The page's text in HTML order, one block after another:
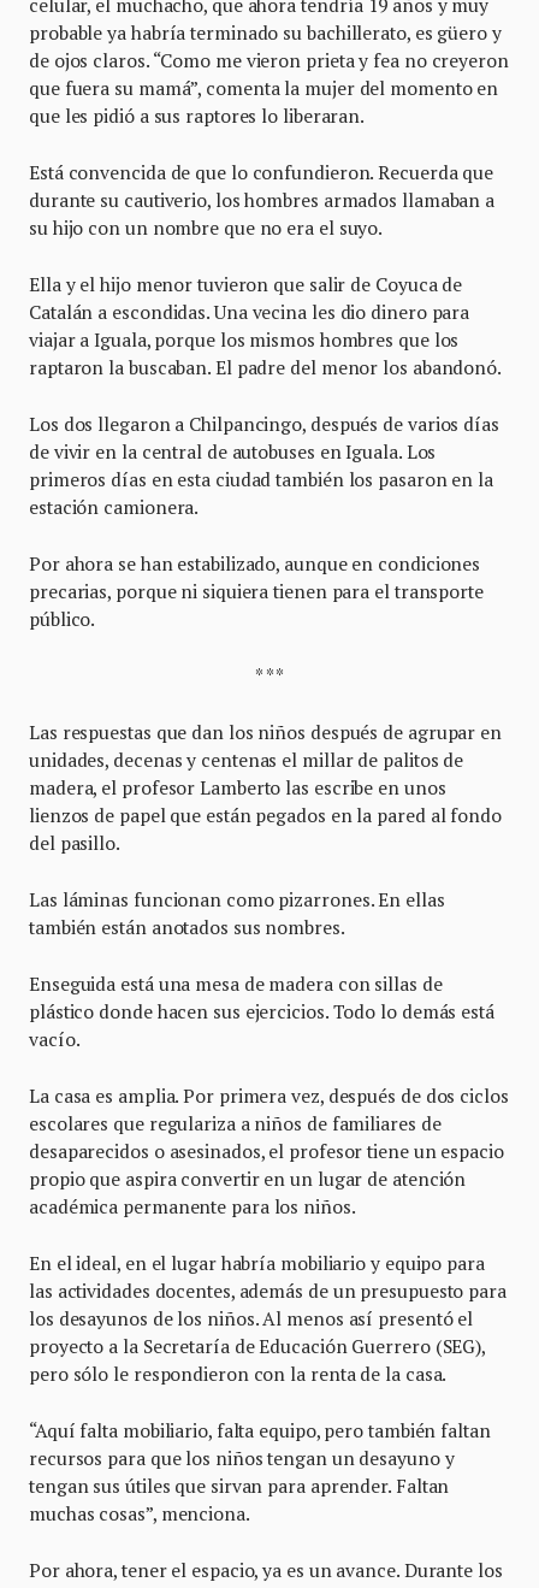
celular, el muchacho, que ahora tendría 19 años y muy
probable ya habría terminado su bachillerato, es güero y
de ojos claros. “Como me vieron prieta y fea no creyeron
que fuera su mamá”, comenta la mujer del momento en
que les pidió a sus raptores lo liberaran.
Está convencida de que lo confundieron. Recuerda que
durante su cautiverio, los hombres armados llamaban a
su hijo con un nombre que no era el suyo.
Ella y el hijo menor tuvieron que salir de Coyuca de
Catalán a escondidas. Una vecina les dio dinero para
viajar a Iguala, porque los mismos hombres que los
raptaron la buscaban. El padre del menor los abandonó.
Los dos llegaron a Chilpancingo, después de varios días
de vivir en la central de autobuses en Iguala. Los
primeros días en esta ciudad también los pasaron en la
estación camionera.
Por ahora se han estabilizado, aunque en condiciones
precarias, porque ni siquiera tienen para el transporte
público.
* * *
Las respuestas que dan los niños después de agrupar en
unidades, decenas y centenas el millar de palitos de
madera, el profesor Lamberto las escribe en unos
lienzos de papel que están pegados en la pared al fondo
del pasillo.
Las láminas funcionan como pizarrones. En ellas
también están anotados sus nombres.
Enseguida está una mesa de madera con sillas de
plástico donde hacen sus ejercicios. Todo lo demás está
vacío.
La casa es amplia. Por primera vez, después de dos ciclos
escolares que regulariza a niños de familiares de
desaparecidos o asesinados, el profesor tiene un espacio
propio que aspira convertir en un lugar de atención
académica permanente para los niños.
En el ideal, en el lugar habría mobiliario y equipo para
las actividades docentes, además de un presupuesto para
los desayunos de los niños. Al menos así presentó el
proyecto a la Secretaría de Educación Guerrero (SEG),
pero sólo le respondieron con la renta de la casa.
“Aquí falta mobiliario, falta equipo, pero también faltan
recursos para que los niños tengan un desayuno y
tengan sus útiles que sirvan para aprender. Faltan
muchas cosas”, menciona.
Por ahora, tener el espacio, ya es un avance. Durante los